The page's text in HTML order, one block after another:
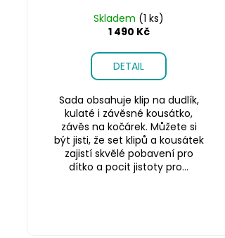
Skladem (1 ks)
1 490 Kč
DETAIL
Sada obsahuje klip na dudlík,
kulaté i závěsné kousátko,
závěs na kočárek. Můžete si
být jisti, že set klipů a kousátek
zajistí skvělé pobavení pro
dítko a pocit jistoty pro...